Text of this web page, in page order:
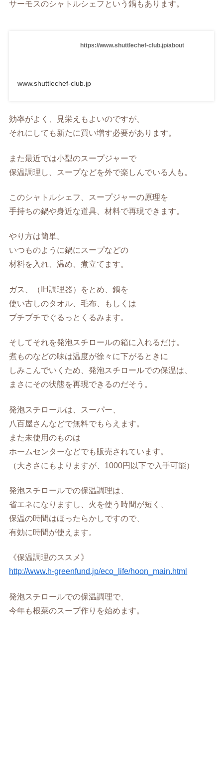
サーモスのシャトルシェフという鍋もあります。
https://www.shuttlechef-club.jp/about
www.shuttlechef-club.jp
効率がよく、見栄えもよいのですが、
それにしても新たに買い増す必要があります。
また最近では小型のスープジャーで
保温調理し、スープなどを外で楽しんでいる人も。
このシャトルシェフ、スープジャーの原理を
手持ちの鍋や身近な道具、材料で再現できます。
やり方は簡単。
いつものように鍋にスープなどの
材料を入れ、温め、煮立てます。
ガス、（IH調理器）をとめ、鍋を
使い古しのタオル、毛布、もしくは
プチプチでぐるっとくるみます。
そしてそれを発泡スチロールの箱に入れるだけ。
煮ものなどの味は温度が徐々に下がるときに
しみこんでいくため、発泡スチロールでの保温は、
まさにその状態を再現できるのだそう。
発泡スチロールは、スーパー、
八百屋さんなどで無料でもらえます。
また未使用のものは
ホームセンターなどでも販売されています。
（大きさにもよりますが、1000円以下で入手可能）
発泡スチロールでの保温調理は、
省エネになりますし、火を使う時間が短く、
保温の時間はほったらかしですので、
有効に時間が使えます。
《保温調理のススメ》
http://www.h-greenfund.jp/eco_life/hoon_main.html
発泡スチロールでの保温調理で、
今年も根菜のスープ作りを始めます。